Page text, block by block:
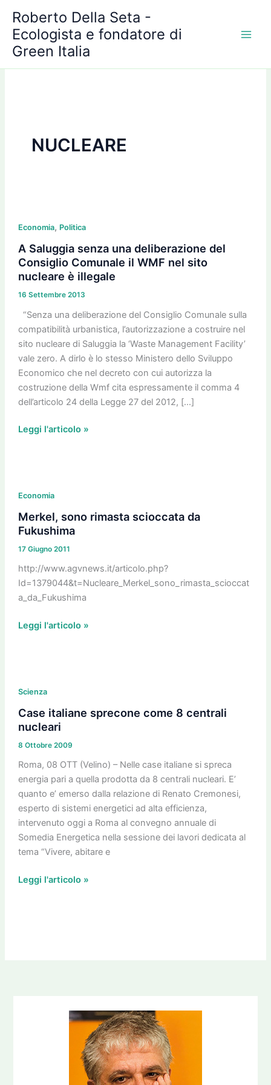
contenuto
Roberto Della Seta -
Ecologista e fondatore di
Green Italia
NUCLEARE
Economia, Politica
A Saluggia senza una deliberazione del
Consiglio Comunale il WMF nel sito
nucleare è illegale
16 Settembre 2013
“Senza una deliberazione del Consiglio Comunale sulla
compatibilità urbanistica, l’autorizzazione a costruire nel
sito nucleare di Saluggia la ‘Waste Management Facility’
vale zero. A dirlo è lo stesso Ministero dello Sviluppo
Economico che nel decreto con cui autorizza la
costruzione della Wmf cita espressamente il comma 4
dell’articolo 24 della Legge 27 del 2012, […]
Saluggia
senza
una
deliberazione
Consiglio
Comunale
il
WMF
nel
sito
nucleare
è
Leggi l'articolo »
Economia
Merkel, sono rimasta scioccata da
Fukushima
17 Giugno 2011
http://www.agvnews.it/articolo.php?
Id=1379044&t=Nucleare_Merkel_sono_rimasta_scioccat
a_da_Fukushima
sono
rimasta
scioccata
Fukushima
Leggi l'articolo »
Scienza
Case italiane sprecone come 8 centrali
nucleari
8 Ottobre 2009
Roma, 08 OTT (Velino) – Nelle case italiane si spreca
energia pari a quella prodotta da 8 centrali nucleari. E’
quanto e’ emerso dalla relazione di Renato Cremonesi,
esperto di sistemi energetici ad alta efficienza,
intervenuto oggi a Roma al convegno annuale di
Somedia Energetica nella sessione dei lavori dedicata al
tema “Vivere, abitare e
italiane
sprecone
come
centrali
nucleari
Leggi l'articolo »
r
c
h